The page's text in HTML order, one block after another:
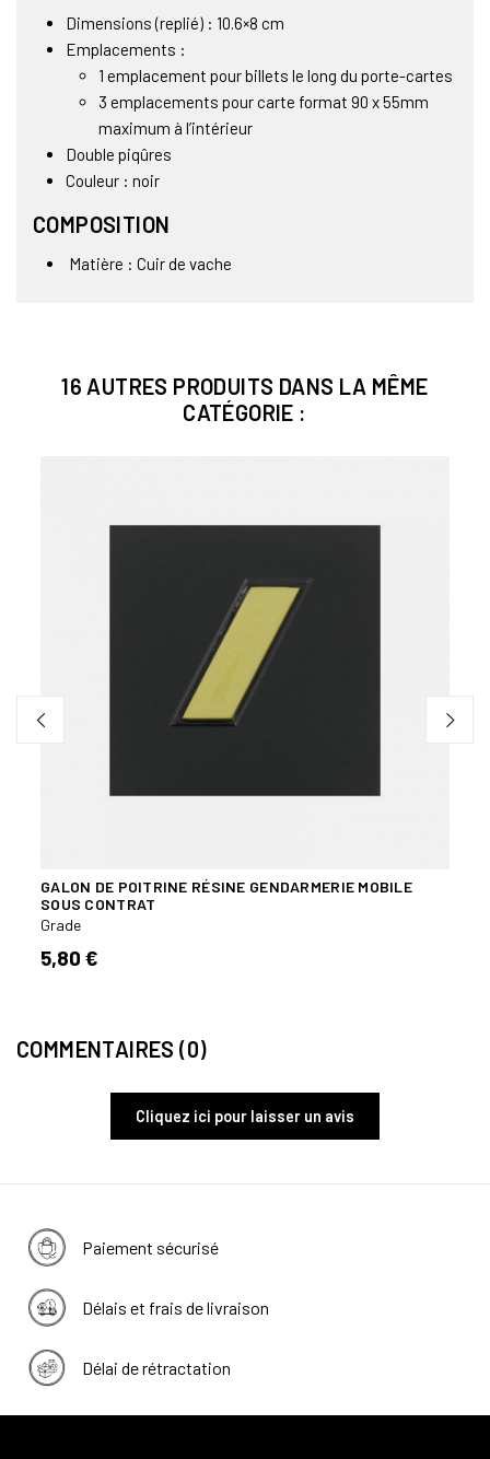
Dimensions (replié) : 10.6×8 cm
Emplacements :
1 emplacement pour billets le long du porte-cartes
3 emplacements pour carte format 90 x 55mm
maximum à l’intérieur
Double piqûres
Couleur : noir
COMPOSITION
Matière : Cuir de vache
16 AUTRES PRODUITS DANS LA MÊME
CATÉGORIE :
GALON DE POITRINE RÉSINE GENDARMERIE MOBILE
SOUS CONTRAT
Grade
5,80 €
COMMENTAIRES (0)
Cliquez ici pour laisser un avis
Paiement sécurisé
Délais et frais de livraison
Délai de rétractation